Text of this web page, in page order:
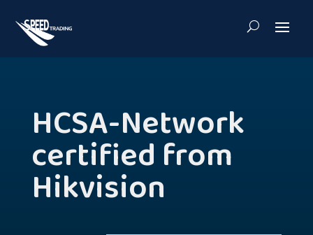
HCSA-Network
certified from
Hikvision